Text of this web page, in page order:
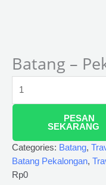
Batang –
PESAN
SEKARANG
Categories: Batang,
Batang Pekalongan,
Rp0